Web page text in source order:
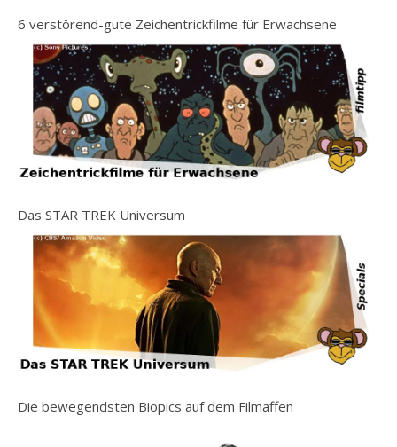
6 verstörend-gute Zeichentrickfilme für Erwachsene
Das STAR TREK Universum
Die bewegendsten Biopics auf dem Filmaffen